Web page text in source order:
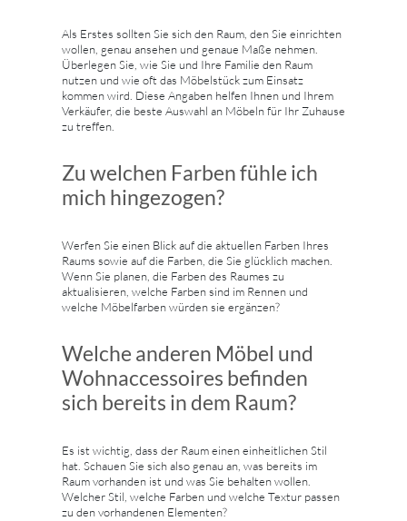
Als Erstes sollten Sie sich den Raum, den Sie einrichten
wollen, genau ansehen und genaue Maße nehmen.
Überlegen Sie, wie Sie und Ihre Familie den Raum
nutzen und wie oft das Möbelstück zum Einsatz
kommen wird. Diese Angaben helfen Ihnen und Ihrem
Verkäufer, die beste Auswahl an Möbeln für Ihr Zuhause
zu treffen.
Zu welchen Farben fühle ich
mich hingezogen?
Werfen Sie einen Blick auf die aktuellen Farben Ihres
Raums sowie auf die Farben, die Sie glücklich machen.
Wenn Sie planen, die Farben des Raumes zu
aktualisieren, welche Farben sind im Rennen und
welche Möbelfarben würden sie ergänzen?
Welche anderen Möbel und
Wohnaccessoires befinden
sich bereits in dem Raum?
Es ist wichtig, dass der Raum einen einheitlichen Stil
hat. Schauen Sie sich also genau an, was bereits im
Raum vorhanden ist und was Sie behalten wollen.
Welcher Stil, welche Farben und welche Textur passen
zu den vorhandenen Elementen?